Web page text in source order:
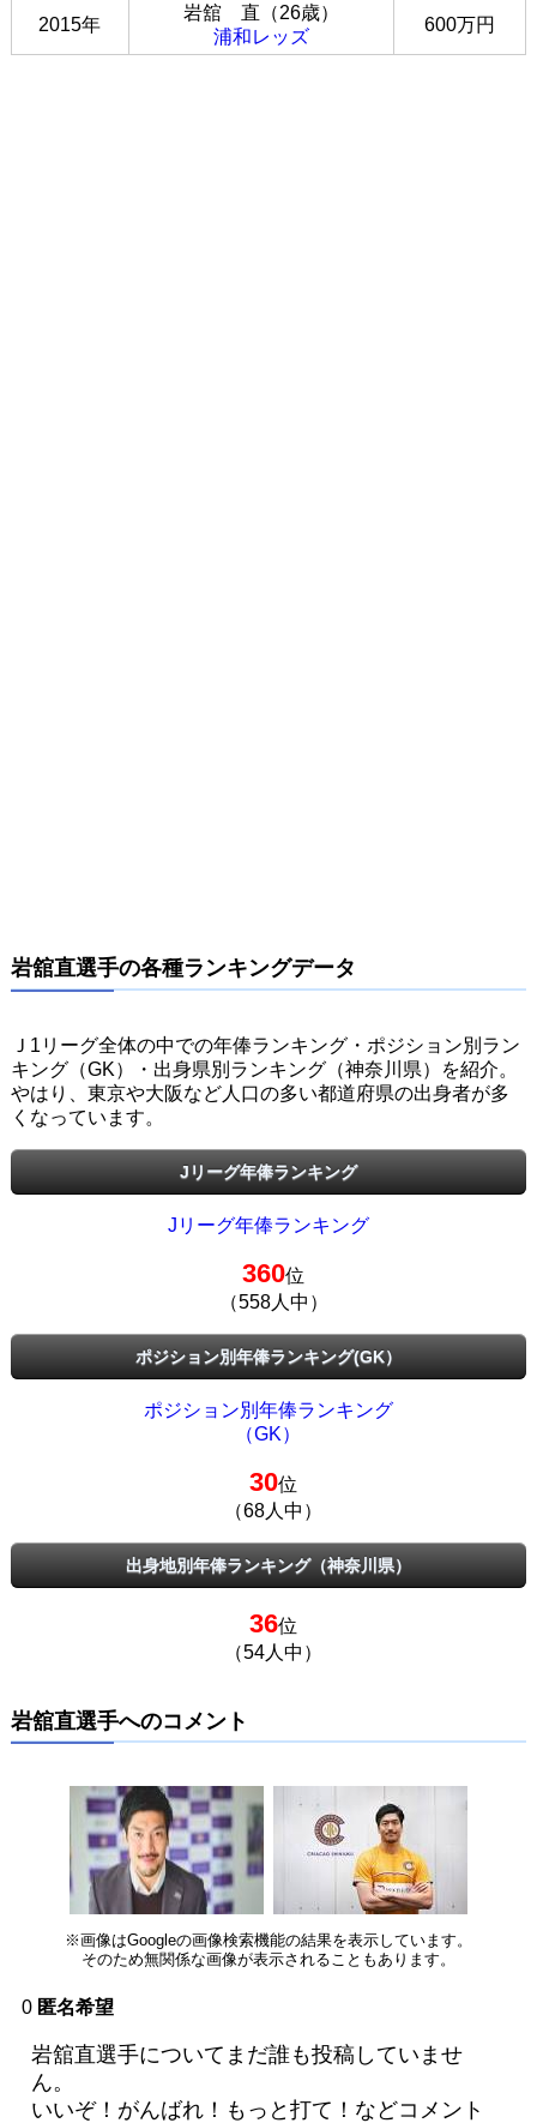
2015年
岩舘 直（26歳）
浦和レッズ
600万円
岩舘直選手の各種ランキングデータ
Ｊ1リーグ全体の中での年俸ランキング・ポジション別ラン
キング（GK）・出身県別ランキング（神奈川県）を紹介。
やはり、東京や大阪など人口の多い都道府県の出身者が多
くなっています。
Jリーグ年俸ランキング
Jリーグ年俸ランキング
360位
（558人中）
ポジション別年俸ランキング(GK）
ポジション別年俸ランキング
（GK）
30位
（68人中）
出身地別年俸ランキング（神奈川県）
36位
（54人中）
岩舘直選手へのコメント
※画像はGoogleの画像検索機能の結果を表示しています。
そのため無関係な画像が表示されることもあります。
0 匿名希望
岩舘直選手についてまだ誰も投稿していませ
ん。
いいぞ！がんばれ！もっと打て！などコメント